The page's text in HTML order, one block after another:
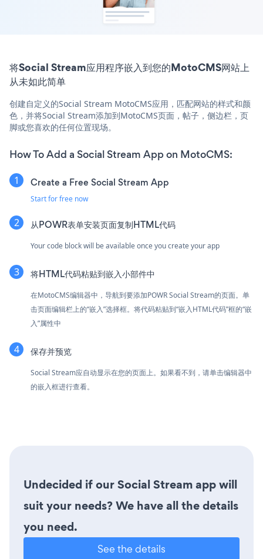
将Social Stream应用程序嵌入到您的MotoCMS网站上
从未如此简单
创建自定义的Social Stream MotoCMS应用，匹配网站的样式和颜
色，并将Social Stream添加到MotoCMS页面，帖子，侧边栏，页
脚或您喜欢的任何位置现场。
How To Add a Social Stream App on MotoCMS:
Create a Free Social Stream App
Start for free now
从POWR表单安装页面复制HTML代码
Your code block will be available once you create your app
将HTML代码粘贴到嵌入小部件中
在MotoCMS编辑器中，导航到要添加POWR Social Stream的页面。单
击页面编辑栏上的“嵌入”选择框。将代码粘贴到“嵌入HTML代码”框的“嵌
入”属性中
保存并预览
Social Stream应自动显示在您的页面上。如果看不到，请单击编辑器中
的嵌入框进行查看。
Undecided if our Social Stream app will
suit your needs? We have all the details
you need.
See the details